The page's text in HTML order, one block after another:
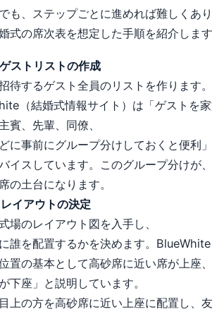
も、ステップごとに進めれば難しくあ
式の席次表を想定した手順を紹介しま
ストリストの作成
待するゲスト全員のリストを作ります。
（結婚式情報サイト）は「ゲストを
賓、先輩、同僚、
に事前にグループ分けしておくと便利」
イスしています。このグループ分けが、
の土台になります。
イアウトの決定
場のレイアウト図を入手し、
誰を配置するかを決めます。
位置の基本として高砂席に近い席が上座、
下座」と説明しています。
上の方を高砂席に近い上座に配置し、